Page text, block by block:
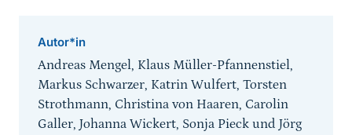
Autor*in
Andreas Mengel, Klaus Müller-Pfannenstiel,
Markus Schwarzer, Katrin Wulfert, Torsten
Strothmann, Christina von Haaren, Carolin
Galler, Johanna Wickert, Sonja Pieck und Jörg